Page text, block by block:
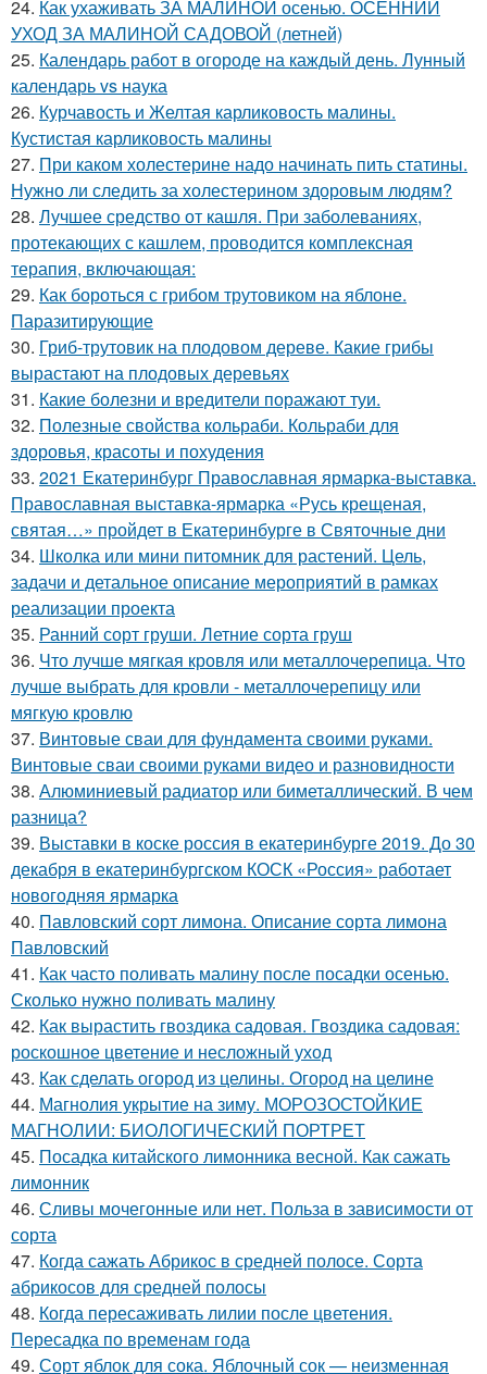
24. Как ухаживать ЗА МАЛИНОЙ осенью. ОСЕННИЙ
УХОД ЗА МАЛИНОЙ САДОВОЙ (летней)
25. Календарь работ в огороде на каждый день. Лунный
календарь vs наука
26. Курчавость и Желтая карликовость малины.
Кустистая карликовость малины
27. При каком холестерине надо начинать пить статины.
Нужно ли следить за холестерином здоровым людям?
28. Лучшее средство от кашля. При заболеваниях,
протекающих с кашлем, проводится комплексная
терапия, включающая:
29. Как бороться с грибом трутовиком на яблоне.
Паразитирующие
30. Гриб-трутовик на плодовом дереве. Какие грибы
вырастают на плодовых деревьях
31. Какие болезни и вредители поражают туи.
32. Полезные свойства кольраби. Кольраби для
здоровья, красоты и похудения
33. 2021 Екатеринбург Православная ярмарка-выставка.
Православная выставка-ярмарка «Русь крещеная,
святая…» пройдет в Екатеринбурге в Святочные дни
34. Школка или мини питомник для растений. Цель,
задачи и детальное описание мероприятий в рамках
реализации проекта
35. Ранний сорт груши. Летние сорта груш
36. Что лучше мягкая кровля или металлочерепица. Что
лучше выбрать для кровли - металлочерепицу или
мягкую кровлю
37. Винтовые сваи для фундамента своими руками.
Винтовые сваи своими руками видео и разновидности
38. Алюминиевый радиатор или биметаллический. В чем
разница?
39. Выставки в коске россия в екатеринбурге 2019. До 30
декабря в екатеринбургском КОСК «Россия» работает
новогодняя ярмарка
40. Павловский сорт лимона. Описание сорта лимона
Павловский
41. Как часто поливать малину после посадки осенью.
Сколько нужно поливать малину
42. Как вырастить гвоздика садовая. Гвоздика садовая:
роскошное цветение и несложный уход
43. Как сделать огород из целины. Огород на целине
44. Магнолия укрытие на зиму. МОРОЗОСТОЙКИЕ
МАГНОЛИИ: БИОЛОГИЧЕСКИЙ ПОРТРЕТ
45. Посадка китайского лимонника весной. Как сажать
лимонник
46. Сливы мочегонные или нет. Польза в зависимости от
сорта
47. Когда сажать Абрикос в средней полосе. Сорта
абрикосов для средней полосы
48. Когда пересаживать лилии после цветения.
Пересадка по временам года
49. Сорт яблок для сока. Яблочный сок — неизменная